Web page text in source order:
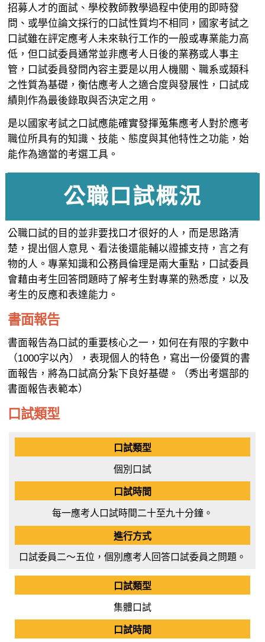
招募人才的面試、學校教師教學過程中使用的即時發
問、或學位論文採行的口試性質均不相同，國家考試之
口試雖在評定應考人未來執行工作的一般或專業能力高
低，但口試委員通常並非應考人日後的業務或人事主
管，口試委員發問內容主要是以用人機關、職系或類科
之性質為基礎，衡估應考人之適合度與發展性，口試成
績則作為最後錄取與否決定之用。
是以國家考試之口試應能確實發揮蒐集應考人對於應考
職位所具有的知識、技能、態度與其他特性之功能，始
能作為適當的考選工具。
公職口試概況
公職口試的目的並非要找口才很好的人，而是思路清
楚，提出個人意見、看法後還能輔以證據支持，言之有
物的人。專業知識和公務員倫理是兩大重點，口試委員
會藉由考生回答問題時了解考生對專業的熟悉度，以及
考生的反應和表達能力。
書面報告
書面報告為口試的重要核心之一，如何在有限的字數中
（1000字以內），表現個人的特色，寫出一份優質的書
面報告，將為口試高分紮下良好基礎。（秀出考選部的
書面報告表範本）
口試類型
個別口試
每一應考人口試時間二十至九十分鐘。
口試委員二～五位，個別應考人回答口試委員之問題。
集體口試